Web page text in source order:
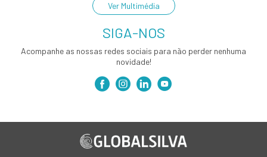
Ver Multimédia
SIGA-NOS
Acompanhe as nossas redes sociais para não perder nenhuma
novidade!